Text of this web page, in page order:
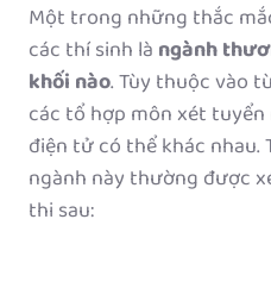
Một trong những thắc
các thí sinh là ngành
khối nào. Tùy thuộc vào
các tổ hợp môn xét
điện tử có thể khác nhau.
ngành này thường được
thi sau: